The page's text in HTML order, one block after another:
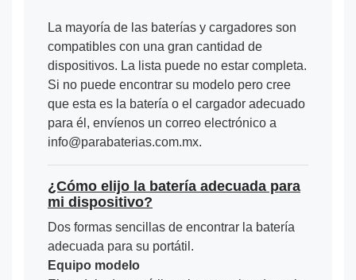
La mayoría de las baterías y cargadores son
compatibles con una gran cantidad de
dispositivos. La lista puede no estar completa.
Si no puede encontrar su modelo pero cree
que esta es la batería o el cargador adecuado
para él, envíenos un correo electrónico a
info@parabaterias.com.mx.
¿Cómo elijo la batería adecuada para
mi dispositivo?
Dos formas sencillas de encontrar la batería
adecuada para su portátil.
Equipo modelo